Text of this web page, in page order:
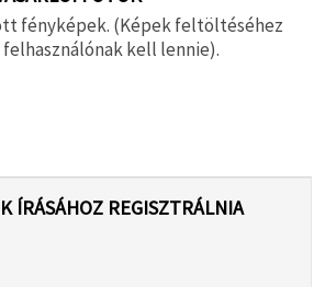
fényképek. (Képek feltöltéséhez
kell lennie).
ÍRÁSÁHOZ REGISZTRÁLNIA